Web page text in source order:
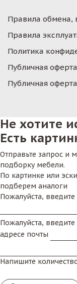
Правила обмена,
Правила
Политика
Публичная
Публичная
Не хотите
Есть
Отправьте запрос и
подборку мебели.
По картинке или
подберем аналоги
Пожалуйста,
Пожалуйста,
адресе почты
Напишите